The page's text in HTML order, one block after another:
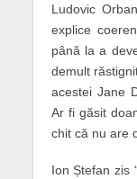
Ludovic
explice
până la a
demult
acestei Jane
Ar fi găsit
chit că nu are
Ion Ștefan zis